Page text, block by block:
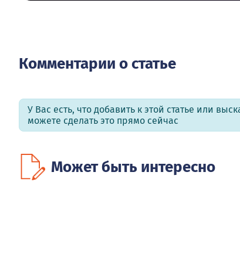
Комментарии о статье
У Вас есть, что добавить к этой статье или
можете сделать это прямо сейчас
Может быть интересно